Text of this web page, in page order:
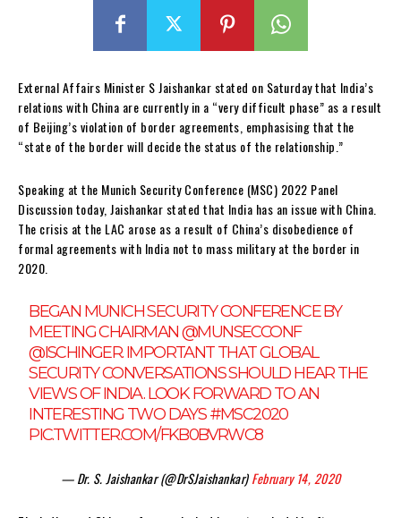
External Affairs Minister S Jaishankar stated on Saturday that India’s
relations with China are currently in a “very difficult phase” as a result
of Beijing’s violation of border agreements, emphasising that the
“state of the border will decide the status of the relationship.”
Speaking at the Munich Security Conference (MSC) 2022 Panel
Discussion today, Jaishankar stated that India has an issue with China.
The crisis at the LAC arose as a result of China’s disobedience of
formal agreements with India not to mass military at the border in
2020.
BEGAN MUNICH SECURITY CONFERENCE BY
MEETING CHAIRMAN@MUNSECCONF
@ISCHINGER. IMPORTANT THAT GLOBAL
SECURITY CONVERSATIONS SHOULD HEAR THE
VIEWS OF INDIA. LOOK FORWARD TO AN
INTERESTING TWO DAYS#MSC2020
PIC.TWITTER.COM/FKB0BVRWC8
— Dr. S. Jaishankar (@DrSJaishankar)February 14, 2020